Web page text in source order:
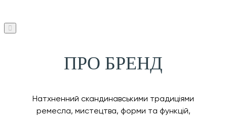
ПРО БРЕНД
Натхненний скандинавськими традиціями
ремесла, мистецтва, форми та функцій,